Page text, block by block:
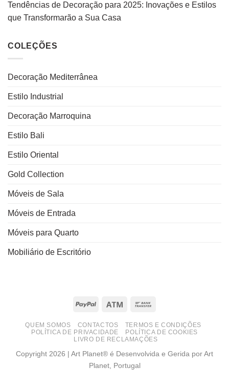
Tendências de Decoração para 2025: Inovações e Estilos
que Transformarão a Sua Casa
COLEÇÕES
Decoração Mediterrânea
Estilo Industrial
Decoração Marroquina
Estilo Bali
Estilo Oriental
Gold Collection
Móveis de Sala
Móveis de Entrada
Móveis para Quarto
Mobiliário de Escritório
PayPal Atm
QUEM SOMOS CONTACTOS
TERMOS E CONDIÇÕES
POLÍTICA DE PRIVACIDADE
POLÍTICA DE COOKIES
LIVRO DE RECLAMAÇÕES
Copyright 2026 | Art Planet® é Desenvolvida e Gerida por Art
Planet, Portugal